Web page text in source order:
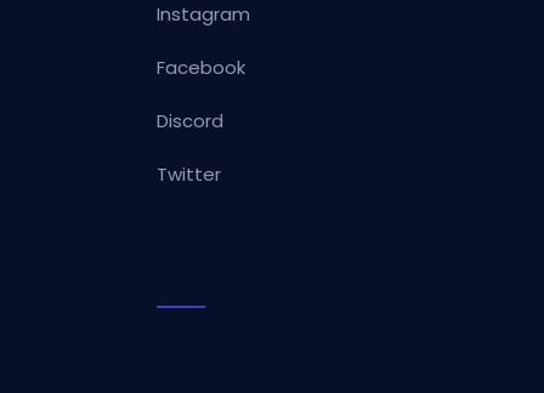
Instagram
Facebook
Discord
Twitter